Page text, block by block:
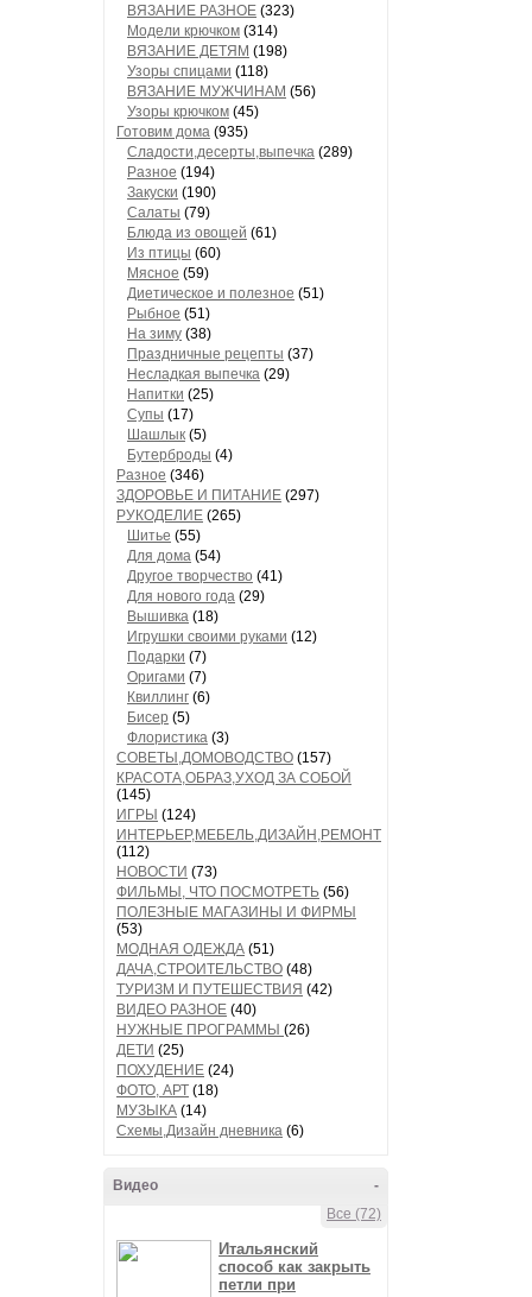
ВЯЗАНИЕ РАЗНОЕ (323)
Модели крючком (314)
ВЯЗАНИЕ ДЕТЯМ (198)
Узоры спицами (118)
ВЯЗАНИЕ МУЖЧИНАМ (56)
Узоры крючком (45)
Готовим дома (935)
Сладости,десерты,выпечка (289)
Разное (194)
Закуски (190)
Салаты (79)
Блюда из овощей (61)
Из птицы (60)
Мясное (59)
Диетическое и полезное (51)
Рыбное (51)
На зиму (38)
Праздничные рецепты (37)
Несладкая выпечка (29)
Напитки (25)
Супы (17)
Шашлык (5)
Бутерброды (4)
Разное (346)
ЗДОРОВЬЕ И ПИТАНИЕ (297)
РУКОДЕЛИЕ (265)
Шитье (55)
Для дома (54)
Другое творчество (41)
Для нового года (29)
Вышивка (18)
Игрушки своими руками (12)
Подарки (7)
Оригами (7)
Квиллинг (6)
Бисер (5)
Флористика (3)
СОВЕТЫ,ДОМОВОДСТВО (157)
КРАСОТА,ОБРАЗ,УХОД ЗА СОБОЙ
(145)
ИГРЫ (124)
ИНТЕРЬЕР,МЕБЕЛЬ,ДИЗАЙН,РЕМОНТ
(112)
НОВОСТИ (73)
ФИЛЬМЫ, ЧТО ПОСМОТРЕТЬ (56)
ПОЛЕЗНЫЕ МАГАЗИНЫ И ФИРМЫ
(53)
МОДНАЯ ОДЕЖДА (51)
ДАЧА,СТРОИТЕЛЬСТВО (48)
ТУРИЗМ И ПУТЕШЕСТВИЯ (42)
ВИДЕО РАЗНОЕ (40)
НУЖНЫЕ ПРОГРАММЫ (26)
ДЕТИ (25)
ПОХУДЕНИЕ (24)
ФОТО, АРТ (18)
МУЗЫКА (14)
Схемы,Дизайн дневника (6)
-
Видео
Все (72)
Итальянский
способ как закрыть
петли при